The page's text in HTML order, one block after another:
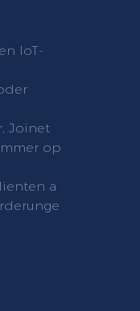
IoT-
Joinet
op
a